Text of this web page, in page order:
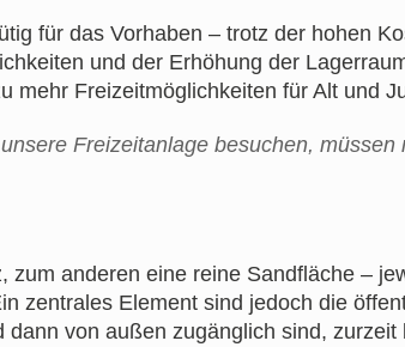
für das Vorhaben – trotz der hohen
und der Erhöhung der
mehr Freizeitmöglichkeiten für Alt und
Freizeitanlage besuchen, müssen
zum anderen eine reine Sandfläche –
zentrales Element sind jedoch die
von außen zugänglich sind,